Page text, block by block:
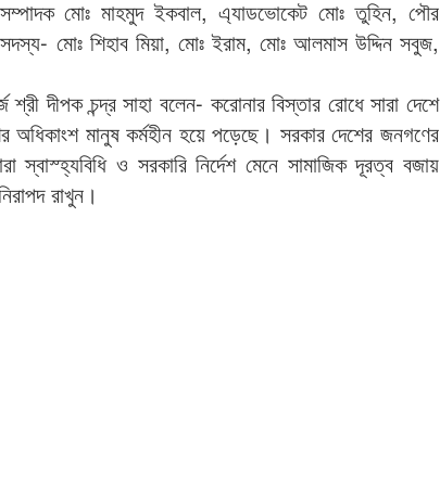
মোঃ মাহমুদ ইকবাল, এ্যাডভোকেট মোঃ তুহিন, পৌর
মোঃ শিহাব মিয়া, মোঃ ইরাম, মোঃ আলমাস উদ্দিন সবুজ,
শ্রী দীপক চন্দ্র সাহা বলেন- করোনার বিস্তার রোধে সারা দেশে
অধিকাংশ মানুষ কর্মহীন হয়ে পড়েছে। সরকার দেশের জনগণের
ও সরকারি নির্দেশ মেনে সামাজিক দূরত্ব বজায়
রাখুন।